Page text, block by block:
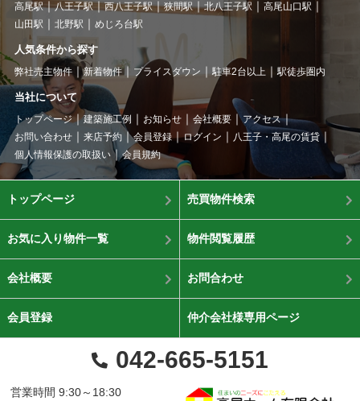
高尾駅 八王子駅 西八王子駅 狭間駅 北八王子駅
高尾山口駅
山田駅
北野駅 めじろ台駅
人気条件から探す
弊社売主物件 新着物件 プライスダウン 駐車2台以上 駅徒歩圏内
当社について
トップページ 建築施工例 お知らせ 会社概要
アクセス
お問い合わせ
来店予約 会員登録 ログイン
八王子・高尾の賃貸
個人情報保護の取扱い
会員規約
トップページ 売買物件検索
お気に入り物件一覧 物件閲覧履歴
会社概要 お問合わせ
会員登録 仲介会社様専用ページ
042-665-5151
営業時間 9:30～18:30